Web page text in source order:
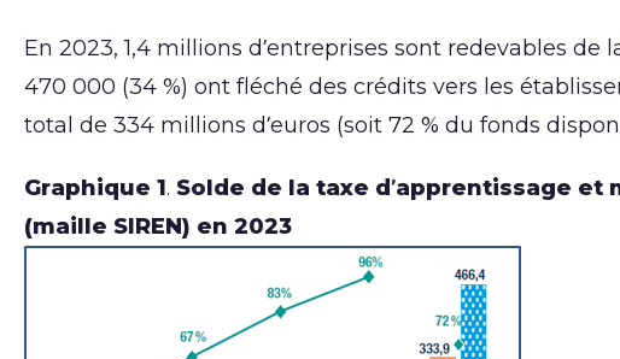
En 2023, 1,4 millions d’entreprises sont redevables
470 000 (34 %) ont fléché des crédits vers les
total de 334 millions d’euros (soit 72 % du fonds
Graphique 1. Solde de la taxe d’apprentissage
(maille SIREN) en 2023